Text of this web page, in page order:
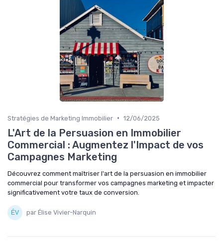
Stratégies de Marketing Immobilier • 12/06/2025
L'Art de la Persuasion en Immobilier
Commercial : Augmentez l'Impact de vos
Campagnes Marketing
Découvrez comment maîtriser l'art de la persuasion en immobilier
commercial pour transformer vos campagnes marketing et impacter
significativement votre taux de conversion.
par Élise Vivier-Narquin